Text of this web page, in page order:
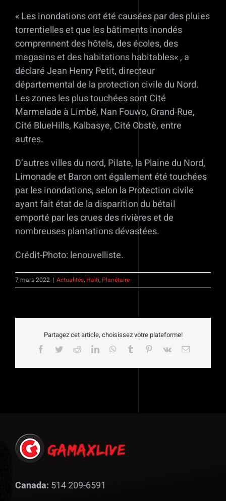
« Les inondations ont été causées par des pluies
torrentielles et que les bâtiments inondés
comprennent des hôtels, des écoles, des
magasins et des habitations habitables« , a
déclaré Jean Henry Petit, directeur
départemental de la protection civile du Nord.
Les zones les plus touchées sont Cité
Marmelade à Limbé, Nan Fouwo, Grand-Rue,
Cité BlueHills, Kalbasye, Cité Obstè, entre
autres.
D’autres villes du nord, Pilate, la Plaine du Nord,
Limonade et Baron ont également été touchées
par les inondations, selon la Protection civile
ayant fait état de la disparition du bétail
emporté par les crues des rivières et de
nombreuses plantations dévastées.
Crédit-Photo: lenouvelliste.
7 mars 2022 | Actualités, Haïti, Planétaire
Partagez cet article, choisissez votre plateforme!
Facebook
TwitterRedditLinkedInWhatsApp
Tumblr Pinterest
Vk Email
Canada: 514 209-6591